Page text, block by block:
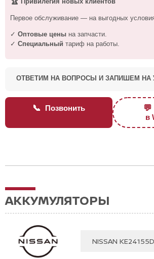
Первое обслуживание — на выгодных
✓ Оптовые цены на запчасти.
✓ Специальный тариф на работы.
ОТВЕТИМ НА ВОПРОСЫ И ЗАПИШЕМ НА
📞 Позвонить 💬
в
АККУМУЛЯТОРЫ
NISSAN